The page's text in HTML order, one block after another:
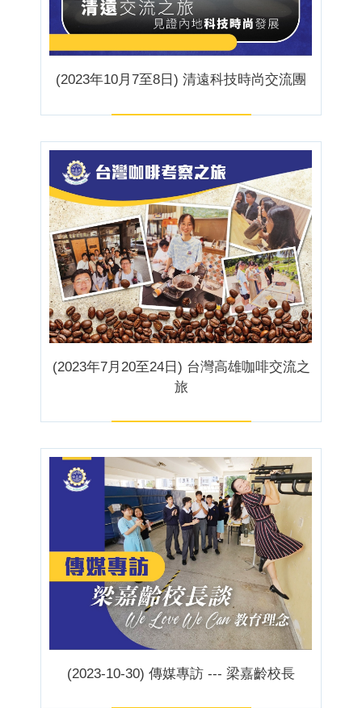
(2023年10月7至8日) 清遠科技時尚交流團
(2023年7月20至24日) 台灣高雄咖啡交流之
旅
(2023-10-30) 傳媒專訪 --- 梁嘉齡校長